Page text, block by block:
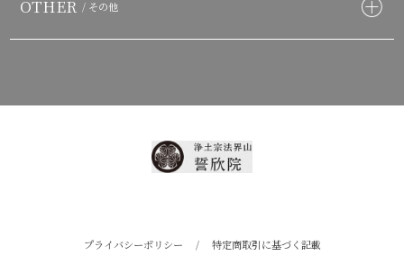
OTHER / その他
プライバシーポリシー / 特定商取引に基づく記載